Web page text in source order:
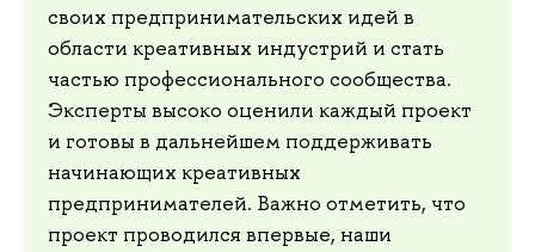
своих предпринимательских идей в
области креативных индустрий и стать
частью профессионального сообщества.
Эксперты высоко оценили каждый проект
и готовы в дальнейшем поддерживать
начинающих креативных
предпринимателей. Важно отметить, что
проект проводился впервые, наши